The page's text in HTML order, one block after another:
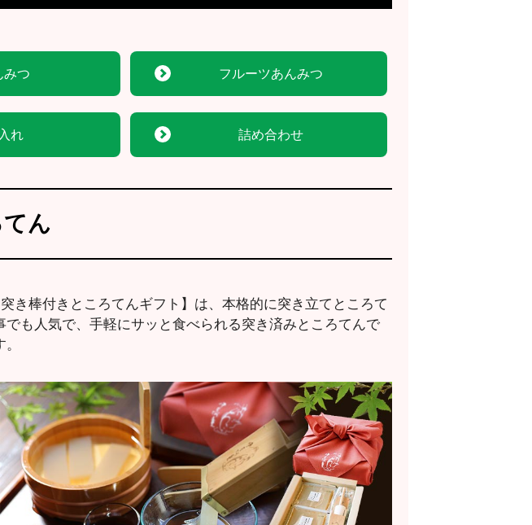
みつ フルーツあんみつ
れ 詰め合わせ
ん
き棒付きところてんギフト】は、本格的に突き立てところて
も人気で、手軽にサッと食べられる突き済みところてんで